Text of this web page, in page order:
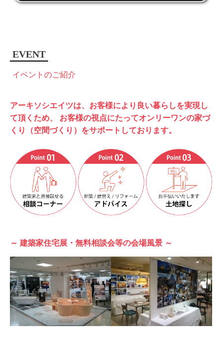
EVENT
イベントのご紹介
アーキソシエイツは、お客様により良い暮らしを実現し
て頂くため、
お客様の視点にたってオンリーワンの家づ
くり（空間づくり）をサポートしております。
～ 建築家住宅展・無料相談会等の会場⾵景 ～